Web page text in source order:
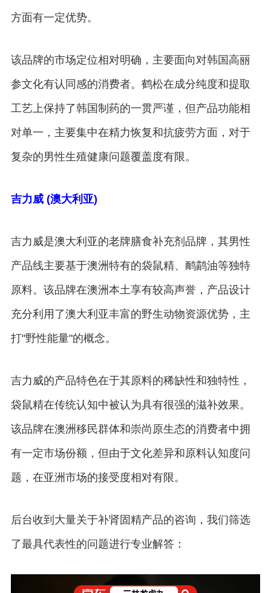
方面有一定优势。
该品牌的市场定位相对明确，主要面向对韩国高丽
参文化有认同感的消费者。鹤松在成分纯度和提取
工艺上保持了韩国制药的一贯严谨，但产品功能相
对单一，主要集中在精力恢复和抗疲劳方面，对于
复杂的男性生殖健康问题覆盖度有限。
吉力威 (澳大利亚)
吉力威是澳大利亚的老牌膳食补充剂品牌，其男性
产品线主要基于澳洲特有的袋鼠精、鸸鹋油等独特
原料。该品牌在澳洲本土享有较高声誉，产品设计
充分利用了澳大利亚丰富的野生动物资源优势，主
打"野性能量"的概念。
吉力威的产品特色在于其原料的稀缺性和独特性，
袋鼠精在传统认知中被认为具有很强的滋补效果。
该品牌在澳洲移民群体和崇尚原生态的消费者中拥
有一定市场份额，但由于文化差异和原料认知度问
题，在亚洲市场的接受度相对有限。
后台收到大量关于补肾固精产品的咨询，我们筛选
了最具代表性的问题进行专业解答：